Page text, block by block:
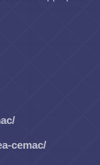
cemac/